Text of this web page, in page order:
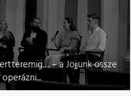
– a Jöjjünk össze
operázni...